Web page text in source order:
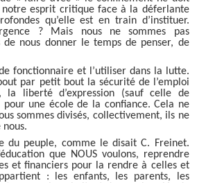
notre esprit critique face à la déferlante
qu’elle est en train d’instituer.
? Mais nous ne sommes pas
de nous donner le temps de penser, de
fonctionnaire et l’utiliser dans la lutte.
par petit bout la sécurité de l’emploi
la liberté d’expression (sauf celle de
une école de la confiance. Cela ne
sommes divisés, collectivement, ils ne
du peuple, comme le disait C. Freinet.
que NOUS voulons, reprendre
et financiers pour la rendre à celles et
: les enfants, les parents, les